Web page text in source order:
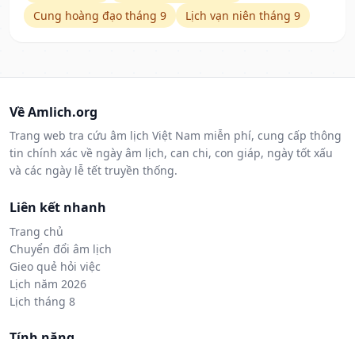
Cung hoàng đạo tháng 9
Lịch vạn niên tháng 9
Về Amlich.org
Trang web tra cứu âm lịch Việt Nam miễn phí, cung cấp thông
tin chính xác về ngày âm lịch, can chi, con giáp, ngày tốt xấu
và các ngày lễ tết truyền thống.
Liên kết nhanh
Trang chủ
Chuyển đổi âm lịch
Gieo quẻ hỏi việc
Lịch năm 2026
Lịch tháng 8